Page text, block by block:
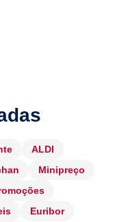
ALDI
Minipreço
Euribor